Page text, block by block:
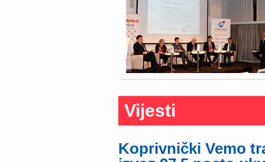
Vijesti
Koprivnički Vemo